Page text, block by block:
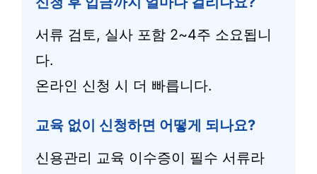
서류 검토, 실사 포함 2~4주 소요됩니
다.
온라인 신청 시 더 빠릅니다.
교육 없이 신청하면 어떻게 되나요?
신용관리 교육 이수증이 필수 서류라